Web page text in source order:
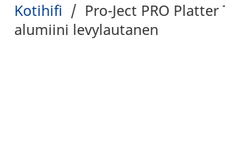
Kotihifi / Pro-Ject PRO
alumiini levylautanen